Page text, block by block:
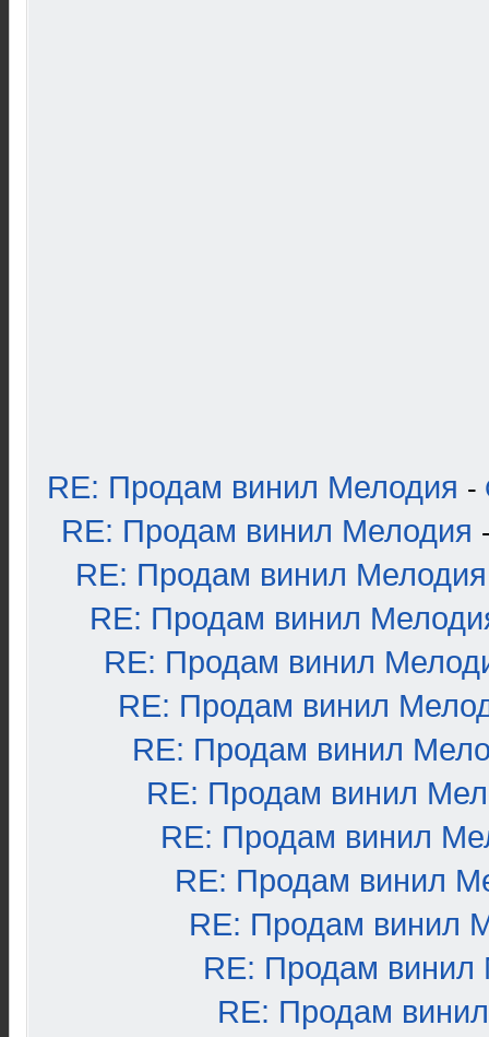
RE: Продам винил Мелодия -
RE: Продам винил Мелодия
RE: Продам винил Мелодия
RE: Продам винил
RE: Продам винил
RE: Продам винил
RE: Продам винил
RE: Продам винил
RE: Продам винил
RE: Продам винил
RE: Продам винил
RE: Продам винил
RE: Продам